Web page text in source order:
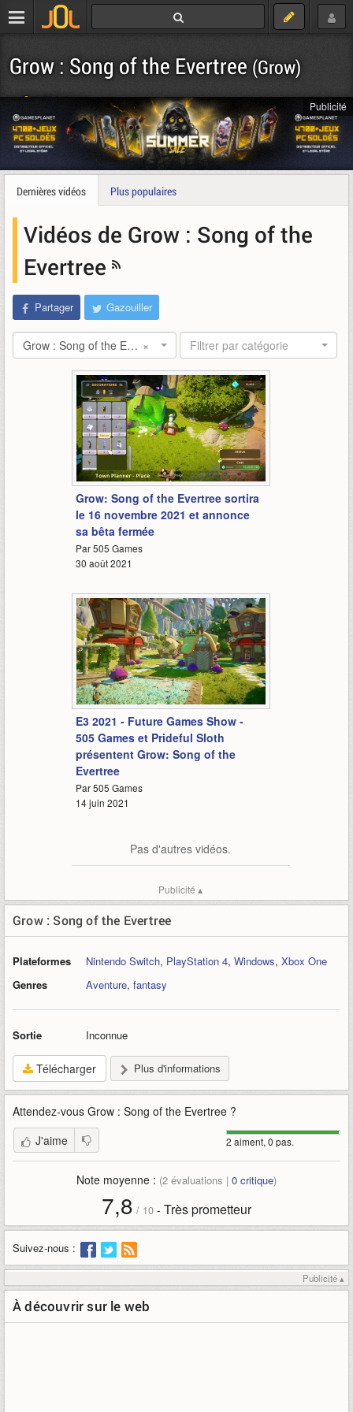
Grow : Song of the Evertree(Grow)
Télécharger Publicité
Dernières vidéos Plus populaires
Vidéos de Grow : Song of the
Evertree
Partager Gazouiller
×
Grow : Song of the Evertree Filtrer par catégorie
3:37
Grow: Song of the Evertree sortira
le 16 novembre 2021 et annonce
sa bêta fermée
Par 505 Games
30 août 2021
1:28
E3 2021 - Future Games Show -
505 Games et Prideful Sloth
présentent Grow: Song of the
Evertree
Par 505 Games
14 juin 2021
Pas d'autres vidéos.
Publicité ▴
Grow : Song of the Evertree
Plateformes Nintendo Switch, PlayStation 4, Windows, Xbox One
Genres
Aventure, fantasy
Sortie Inconnue
Télécharger Plus d'informations
Attendez-vous Grow : Song of the Evertree ?
2 aiment, 0 pas.
J'aime
Note moyenne : (2 évaluations | 0 critique)
7,8 / 10 - Très prometteur
Suivez-nous :
Publicité ▴
À découvrir sur le web